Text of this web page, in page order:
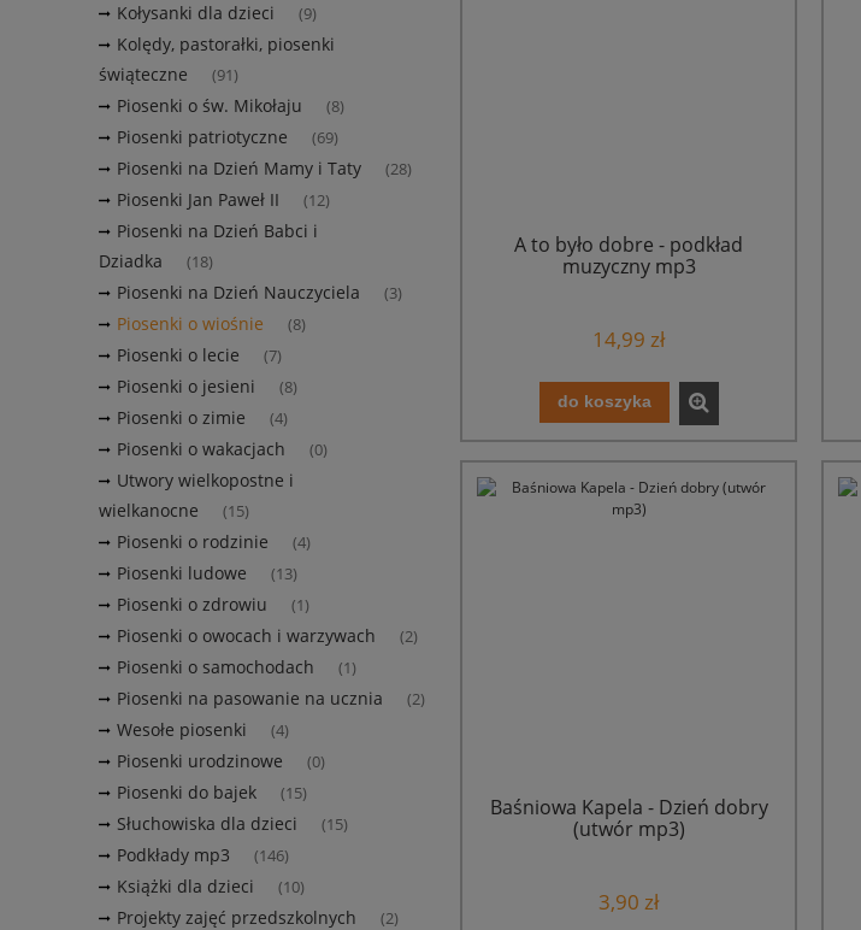
Kołysanki dla dzieci (9)
Kolędy, pastorałki, piosenki
świąteczne
(91)
Piosenki o św. Mikołaju (8)
Piosenki patriotyczne (69)
Piosenki na Dzień Mamy i Taty (28)
Piosenki Jan Paweł II (12)
Piosenki na Dzień Babci i
Dziadka
(18)
Piosenki na Dzień Nauczyciela (3)
Piosenki o wiośnie (8)
Piosenki o lecie (7)
Piosenki o jesieni (8)
Piosenki o zimie (4)
Piosenki o wakacjach (0)
Utwory wielkopostne i
wielkanocne
(15)
Piosenki o rodzinie (4)
Piosenki ludowe (13)
Piosenki o zdrowiu (1)
Piosenki o owocach i warzywach (2)
Piosenki o samochodach (1)
Piosenki na pasowanie na ucznia (2)
Wesołe piosenki (4)
Piosenki urodzinowe (0)
Piosenki do bajek (15)
Słuchowiska dla dzieci (15)
Podkłady mp3 (146)
Książki dla dzieci (10)
Projekty zajęć przedszkolnych (2)
A to było dobre - podkład
muzyczny mp3
14,99 zł
do koszyka
Baśniowa Kapela - Dzień dobry
(utwór mp3)
3,90 zł